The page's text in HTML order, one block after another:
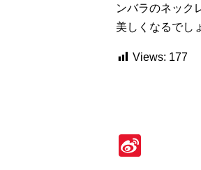
ンバラのネック
美しくなるでし
Views: 177